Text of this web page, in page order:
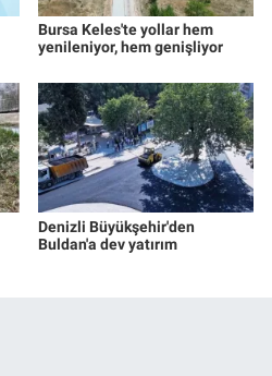
Bursa Keles'te yollar hem
yenileniyor, hem genişliyor
Denizli Büyükşehir'den
Buldan'a dev yatırım